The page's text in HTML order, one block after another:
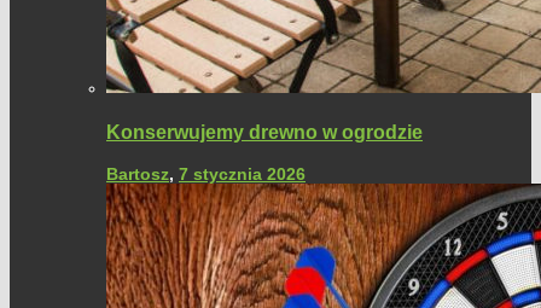
Konserwujemy drewno w ogrodzie
Bartosz, 7 stycznia 2026